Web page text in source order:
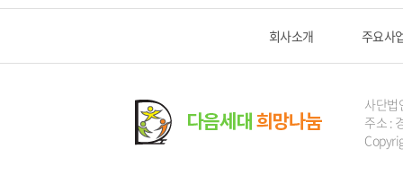
회사소개 주요사
사단법
주소 :